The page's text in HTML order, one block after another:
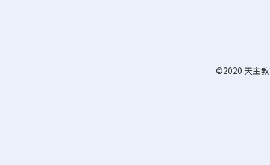
©2020 天主